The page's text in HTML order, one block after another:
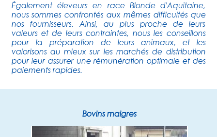
Également éleveurs en race Blonde d'Aquitaine,
nous sommes confrontés aux mêmes difficultés que
nos fournisseurs. Ainsi, au plus proche de leurs
valeurs et de leurs contraintes, nous les conseillons
pour la préparation de leurs animaux, et les
valorisons au mieux sur les marchés de distribution
pour leur assurer une rémunération optimale et des
paiements rapides.
Bovins maigres